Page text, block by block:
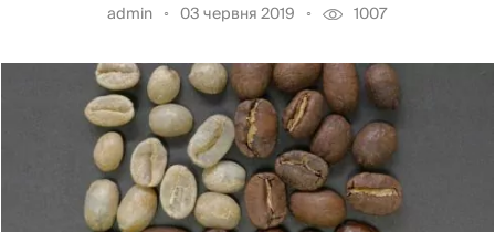
admin 03 червня 2019 1007